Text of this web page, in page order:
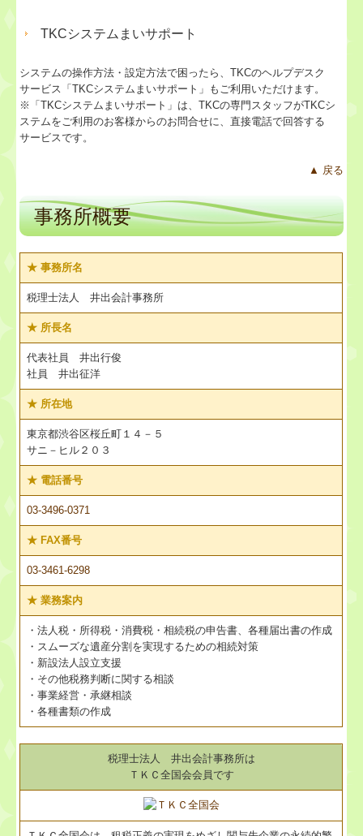
TKCシステムまいサポート
システムの操作方法・設定方法で困ったら、TKCのヘルプデスク
サービス「TKCシステムまいサポート」もご利用いただけます。
※「TKCシステムまいサポート」は、TKCの専門スタッフがTKCシ
ステムをご利用のお客様からのお問合せに、直接電話で回答する
サービスです。
▲ 戻る
事務所概要
★ 事務所名
税理士法人 井出会計事務所
★ 所長名
代表社員 井出行俊
社員 井出征洋
★ 所在地
東京都渋谷区桜丘町１４－５
サニ－ヒル２０３
★ 電話番号
03-3496-0371
★FAX番号
03-3461-6298
★業務案内
・法人税・所得税・消費税・相続税の申告書、各種届出書の作成
・スムーズな遺産分割を実現するための相続対策
・新設法人設立支援
・その他税務判断に関する相談
・事業経営・承継相談
・各種書類の作成
税理士法人 井出会計事務所は
ＴＫＣ全国会会員です